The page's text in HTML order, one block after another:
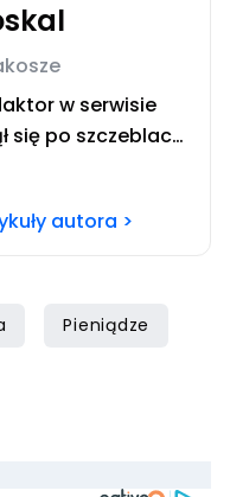
w serwisie
się po szczeblach
w serwisach
rok dbał o serwis
i pisaniem o
autora >
Pieniądze